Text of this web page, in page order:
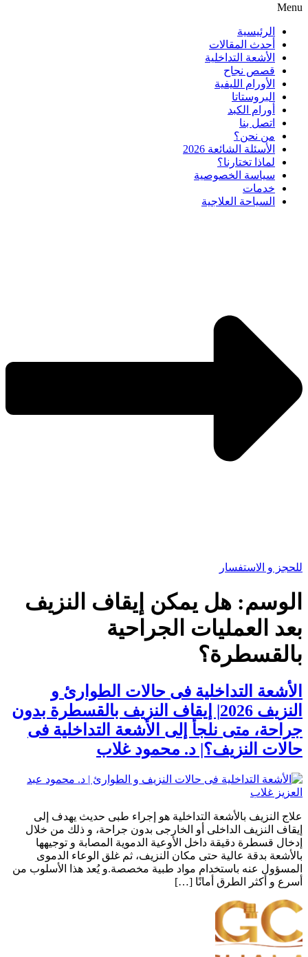
Menu
الرئيسية
أحدث المقالات
الأشعة التداخلية
قصص نجاح
الأورام الليفية
البروستاتا
أورام الكبد
اتصل بنا
من نحن؟
الأسئلة الشائعة 2026
لماذا تختارنا؟
سياسة الخصوصية
خدمات
السياحة العلاجية
للحجز و الاستفسار
الوسم: هل يمكن إيقاف النزيف
بعد العمليات الجراحية
بالقسطرة؟
الأشعة التداخلية فى حالات الطوارئ و
النزيف 2026| إيقاف النزيف بالقسطرة بدون
جراحة، متى نلجأ إلى الأشعة التداخلية فى
حالات النزيف؟| د. محمود غلاب
علاج النزيف بالأشعة التداخلية هو إجراء طبى حديث يهدف إلى
إيقاف النزيف الداخلى أو الخارجى بدون جراحة، و ذلك من خلال
إدخال قسطرة دقيقة داخل الأوعية الدموية المصابة و توجيهها
بالأشعة بدقة عالية حتى مكان النزيف، ثم غلق الوعاء الدموى
المسؤول عنه باستخدام مواد طبية مخصصة.و يُعد هذا الأسلوب من
أسرع و أكثر الطرق أمانًا […]